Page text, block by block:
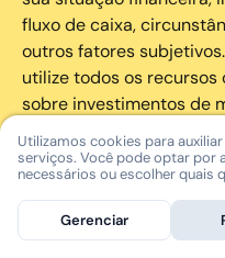
fluxo de caixa,
outros fatores
utilize todos os
sobre investimentos de
composição geral de
legais relativas aos
Nomad devem ser
Nomad e suas afiliadas
aconselhamento legal
Utilizamos cookies para
serviços. Você pode optar por
necessários ou escolher quais
Gerenciar